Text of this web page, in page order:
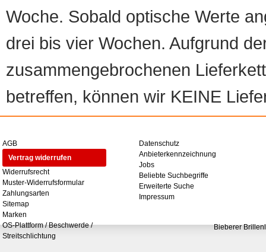
Woche. Sobald optische Werte
drei bis vier Wochen. Aufgrund
zusammengebrochenen
betreffen, können wir KEINE
AGB
Vertrag widerrufen
Widerrufsrecht
Muster-Widerrufsformular
Zahlungsarten
Sitemap
Marken
OS-Plattform / Beschwerde /
Streitschlichtung
Datenschutz
Anbieterkennzeichnung
Jobs
Beliebte Suchbegriffe
Erweiterte Suche
Impressum
Bieberer